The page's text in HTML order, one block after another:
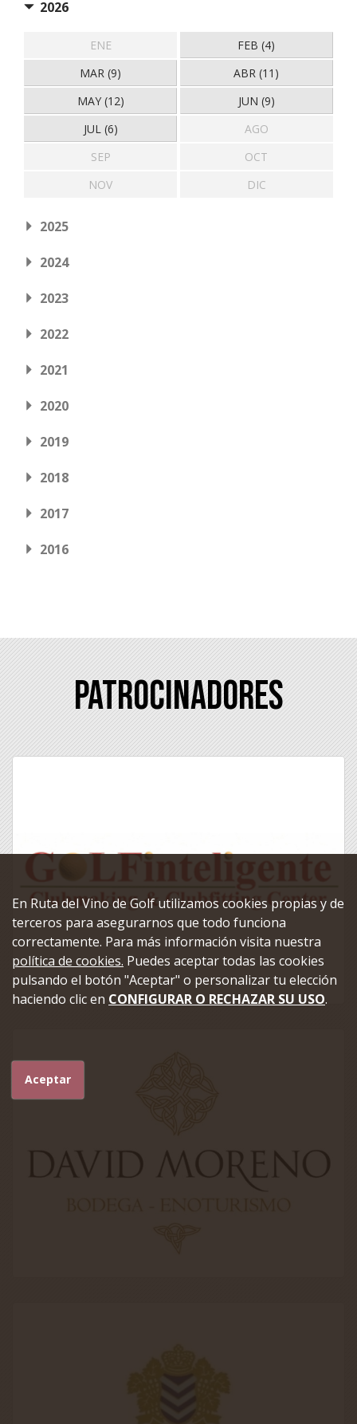
2026
ENE
FEB (4)
MAR (9)
ABR (11)
MAY (12)
JUN (9)
JUL (6)
AGO
SEP
OCT
NOV
DIC
2025
2024
2023
2022
2021
2020
2019
2018
2017
2016
Patrocinadores
En Ruta del Vino de Golf utilizamos cookies propias y de
terceros para asegurarnos que todo funciona
correctamente. Para más información visita nuestra
política de cookies. Puedes aceptar todas las cookies
pulsando el botón "Aceptar" o personalizar tu elección
haciendo clic en CONFIGURAR O RECHAZAR SU USO.
Aceptar